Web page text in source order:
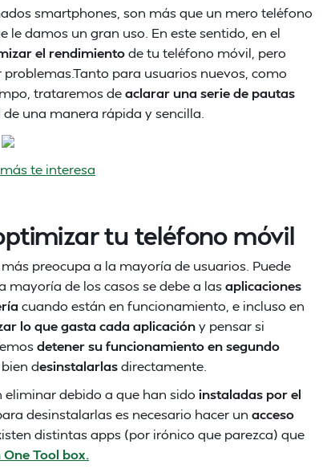
smartphones, son más que un mero teléfono
le damos un gran uso. En este sentido, en el
el rendimientode tu teléfono móvil, pero
para usuarios nuevos, como
trataremos deaclarar una serie de pautas
de una manera rápida y sencilla.
te interesa
tu teléfono móvil
preocupa a la mayoría de usuarios. Puede
mayoría de los casos se debe a lasaplicaciones
cuando están en funcionamiento, e incluso en
lo que gasta cada aplicacióny pensar si
detener su funcionamiento en segundo
desinstalarlasdirectamente.
eliminar debido a que han sido instaladas por el
desinstalarlas es necesario hacer un acceso
distintas apps (por irónico que parezca) que
One Tool box.